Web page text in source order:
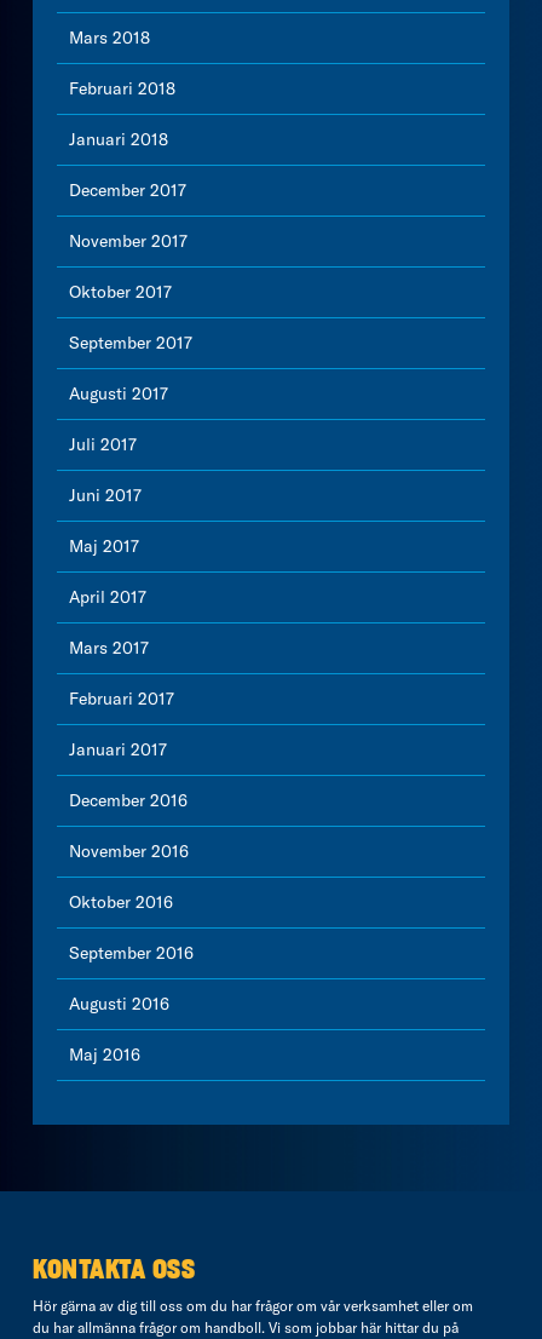
Mars 2018
Februari 2018
Januari 2018
December 2017
November 2017
Oktober 2017
September 2017
Augusti 2017
Juli 2017
Juni 2017
Maj 2017
April 2017
Mars 2017
Februari 2017
Januari 2017
December 2016
November 2016
Oktober 2016
September 2016
Augusti 2016
Maj 2016
KONTAKTA OSS
Hör gärna av dig till oss om du har frågor om vår verksamhet eller om
du har allmänna frågor om handboll. Vi som jobbar här hittar du på